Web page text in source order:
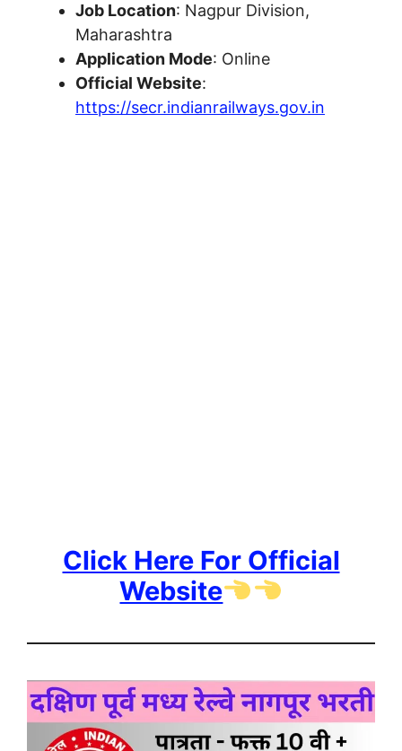
Job Location: Nagpur Division,
Maharashtra
Application Mode: Online
Official Website:
https://secr.indianrailways.gov.in
Click Here For Official
Website